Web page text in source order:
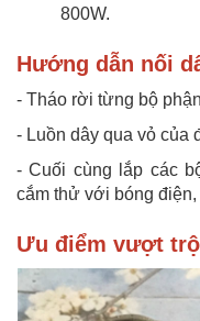
800W.
Hướng dẫn nối
- Tháo rời từng bộ
- Luồn dây qua vỏ
- Cuối cùng lắp các
cắm thử với bóng
Ưu điểm vượt